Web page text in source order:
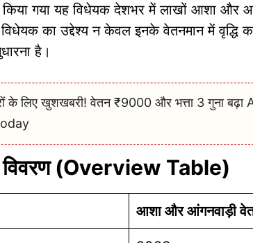
किया गया यह विधेयक देशभर में लाखों आशा और
का उद्देश्य न केवल इनके वेतनमान में वृद्धि
है।
के लिए खुशखबरी! वेतन ₹9000 और भत्ता 3 गुना
विवरण (Overview Table)
आशा और आंगनवाड़ी